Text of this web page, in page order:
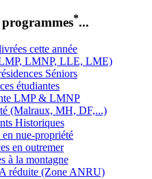
*...
cette année
LMNP, LLE, LME)
Séniors
étudiantes
LMP & LMNP
(Malraux, MH, DF,...)
Historiques
en nue-propriété
en outremer
à la montagne
réduite (Zone ANRU)